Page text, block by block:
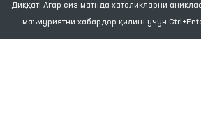
Диққат! Агар сиз матнда хатоликларни
маъмуриятни хабардор қилиш учун